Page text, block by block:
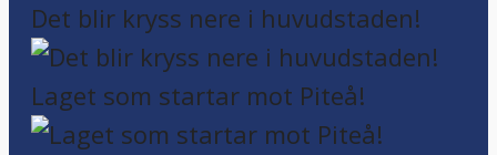
Det blir kryss nere i huvudstaden!
Laget som startar mot Piteå!